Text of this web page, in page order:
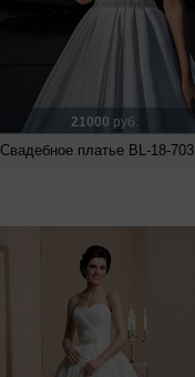
21000 руб.
Свадебное платье BL-18-703